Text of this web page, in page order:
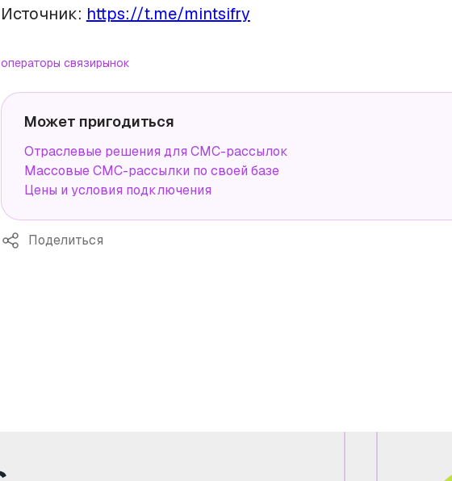
Источник: https://t.me/mintsifry
операторы связирынок
Может пригодиться
Отраслевые решения для СМС-рассылок
Массовые СМС-рассылки по своей базе
Цены и условия подключения
Поделиться